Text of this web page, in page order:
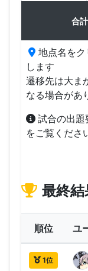
合計
地点名を
します
遷移先は大ま
なる場合があ
試合の出題
をご覧くださ
最終結
順位 ユ
1位